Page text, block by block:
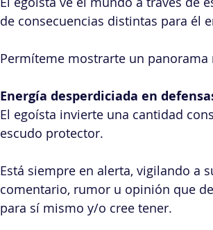
de consecuencias distintas para él
Permíteme mostrarte un panorama
Energía desperdiciada en
El egoísta invierte una cantidad
escudo protector.
Está siempre en alerta, vigilando a
comentario, rumor u opinión que
para sí mismo y/o cree tener.